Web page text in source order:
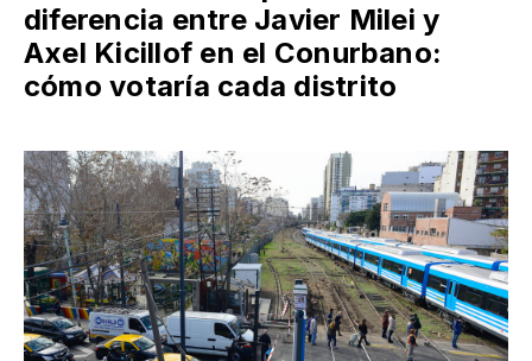
diferencia entre Javier Milei y
Axel Kicillof en el Conurbano:
cómo votaría cada distrito